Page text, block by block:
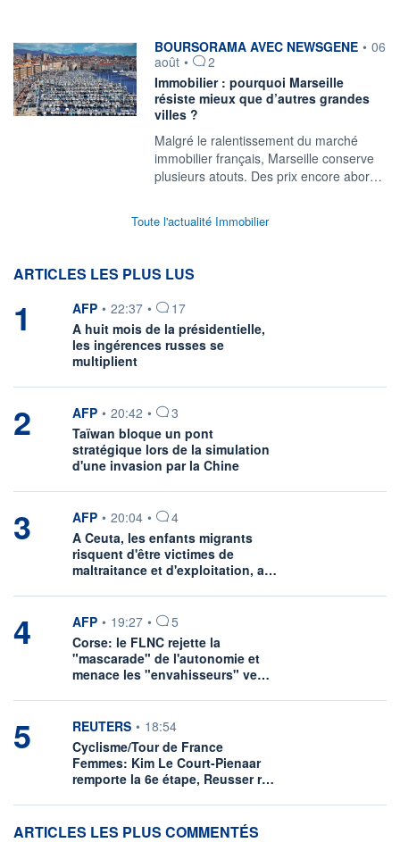
information fournie par
BOURSORAMA AVEC NEWSGENE • 06
août •
2
Immobilier : pourquoi Marseille
résiste mieux que d’autres grandes
villes ?
Malgré le ralentissement du marché
immobilier français, Marseille conserve
plusieurs atouts. Des prix encore abor…
Toute l'actualité Immobilier
ARTICLES LES PLUS LUS
1 information fournie par
AFP • 22:37 •
17
A huit mois de la présidentielle,
les ingérences russes se
multiplient
2 information fournie par
AFP • 20:42 •
3
Taïwan bloque un pont
stratégique lors de la simulation
d'une invasion par la Chine
3 information fournie par
AFP • 20:04 •
4
A Ceuta, les enfants migrants
risquent d'être victimes de
maltraitance et d'exploitation, a…
4 information fournie par
AFP • 19:27 •
5
Corse: le FLNC rejette la
"mascarade" de l'autonomie et
menace les "envahisseurs" ve…
5 information fournie par
REUTERS • 18:54
Cyclisme/Tour de France
Femmes: Kim Le Court-Pienaar
remporte la 6e étape, Reusser r…
ARTICLES LES PLUS COMMENTÉS